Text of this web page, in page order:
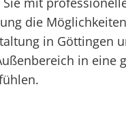
die
in Göttingen
in eine